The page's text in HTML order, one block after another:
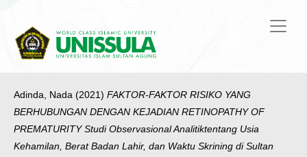
Adinda, Nada (2021) FAKTOR-FAKTOR RISIKO YANG
BERHUBUNGAN DENGAN KEJADIAN RETINOPATHY OF
PREMATURITY Studi Observasional Analitiktentang Usia
Kehamilan, Berat Badan Lahir, dan Waktu Skrining di Sultan